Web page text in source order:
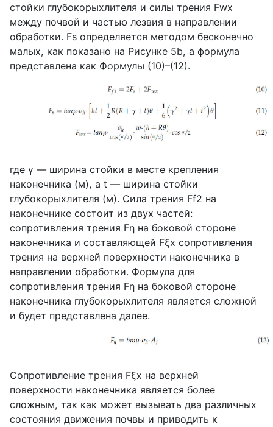
стойки глубокорыхлителя и силы трения Fwx
между почвой и частью лезвия в направлении
обработки. Fs определяется методом бесконечно
малых, как показано на Рисунке 5b, а формула
представлена как Формулы (10)–(12).
где γ — ширина стойки в месте крепления
наконечника (м), а t — ширина стойки
глубокорыхлителя (м). Сила трения Ff2 на
наконечнике состоит из двух частей:
сопротивления трения Fη на боковой стороне
наконечника и составляющей Fξx сопротивления
трения на верхней поверхности наконечника в
направлении обработки. Формула для
сопротивления трения Fη на боковой стороне
наконечника глубокорыхлителя является сложной
и будет представлена далее.
Сопротивление трения Fξx на верхней
поверхности наконечника является более
сложным, так как может вызывать два различных
состояния движения почвы и приводить к